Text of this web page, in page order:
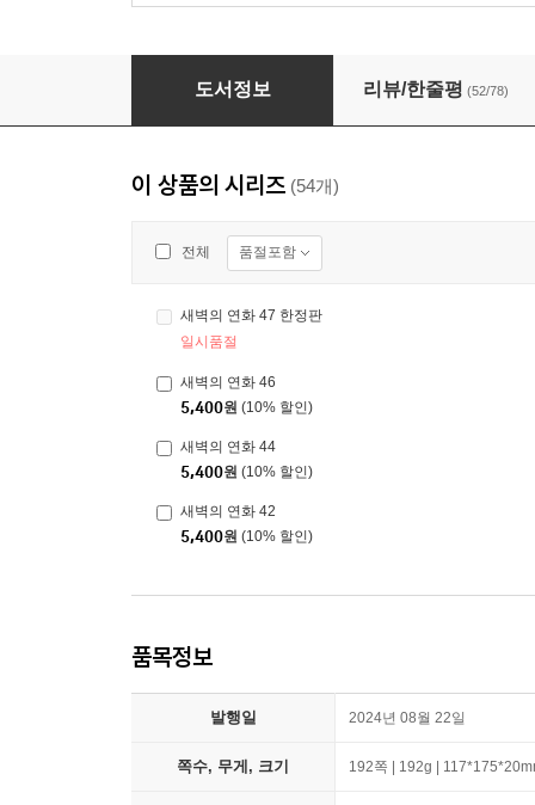
새벽의 연화 43
도서정보 리뷰/한줄평 (52/78)
이 상품의 시리즈 (54개)
전체 품절포함
새벽의 연화 47 한정판
일시품절
새벽의 연화 46
5,400원 (10% 할인)
새벽의 연화 44
5,400원 (10% 할인)
새벽의 연화 42
5,400원 (10% 할인)
품목정보
발행일 2024년 08월 22일
쪽수, 무게, 크기 192쪽 | 192g |